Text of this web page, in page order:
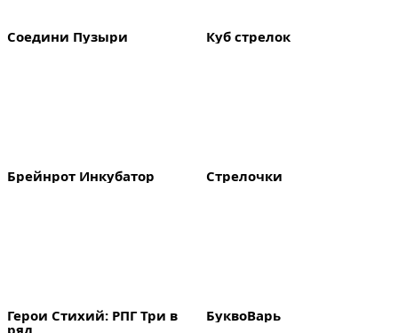
Соедини Пузыри Куб стрелок
Брейнрот Инкубатор Стрелочки
Герои Стихий: РПГ Три в
БуквоВарь